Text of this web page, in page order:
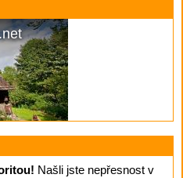
Našli jste nepřesnost v